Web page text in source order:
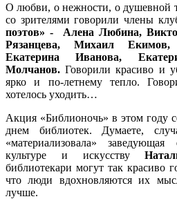
О любви, о нежности, о душевной
со зрителями говорили члены
поэтов» - Алена Любина,
Рязанцева, Михаил Екимов,
Екатерина Иванова,
Молчанов. Говорили красиво и
ярко и по-летнему тепло.
хотелось уходить…
Акция «Библионочь» в этом году
днем библиотек. Думаете,
«материализовала»
культуре и искусству
библиотекари могут так красиво
что люди вдохновляются их
лучше.